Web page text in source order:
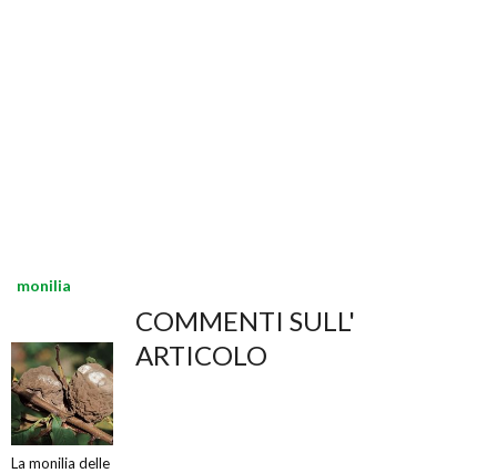
monilia
La monilia delle
COMMENTI SULL'
ARTICOLO